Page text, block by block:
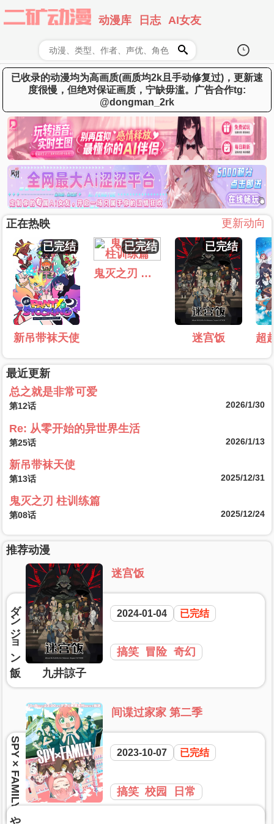
动漫库 日志 AI女友
已收录的动漫均为高画质(画质均2k且手动修复过)，更新速
度很慢，但绝对保证画质，宁缺毋滥。广告合作tg:
@dongman_2rk
正在热映 更新动向
新吊带袜天使
已完结
鬼灭之刃 柱训练篇
已完结
迷宫饭
已完结
最近更新
总之就是非常可爱
第12话 2026/1/30
Re: 从零开始的异世界生活
第25话 2026/1/13
新吊带袜天使
第13话 2025/12/31
鬼灭之刃 柱训练篇
第08话 2025/12/24
推荐动漫
九井諒子
迷宫饭
2024-01-04 已完结
搞笑 冒险 奇幻
间谍过家家 第二季
2023-10-07 已完结
搞笑 校园 日常